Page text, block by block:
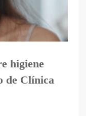
higiene
de Clínica